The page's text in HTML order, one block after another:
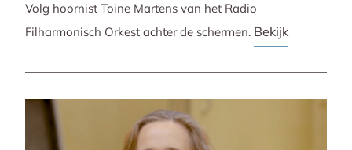
Volg hoornist Toine Martens van het Radio
Filharmonisch Orkest achter de schermen. Bekijk